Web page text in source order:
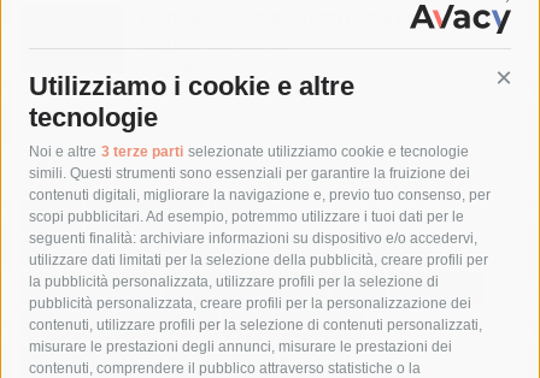
Utilizziamo i cookie e altre
tecnologie
Noi e altre 3 terze parti selezionate utilizziamo cookie e tecnologie
simili. Questi strumenti sono essenziali per garantire la fruizione dei
contenuti digitali, migliorare la navigazione e, previo tuo consenso, per
scopi pubblicitari. Ad esempio, potremmo utilizzare i tuoi dati per le
seguenti finalità: archiviare informazioni su dispositivo e/o accedervi,
utilizzare dati limitati per la selezione della pubblicità, creare profili per
la pubblicità personalizzata, utilizzare profili per la selezione di
pubblicità personalizzata, creare profili per la personalizzazione dei
contenuti, utilizzare profili per la selezione di contenuti personalizzati,
misurare le prestazioni degli annunci, misurare le prestazioni dei
contenuti, comprendere il pubblico attraverso statistiche o la
Domani e sabato interrotta la linea Eav
Napoli-Sorrento
Tag
acqua allerta meteo
anas
area marina protetta di punta campanella
arresto
Asl Napoli 3 sud
capitaneria di porto capri
carabinieri
castellammare di stabia
circumvesuviana
comune di sorrento
concerto
contagi